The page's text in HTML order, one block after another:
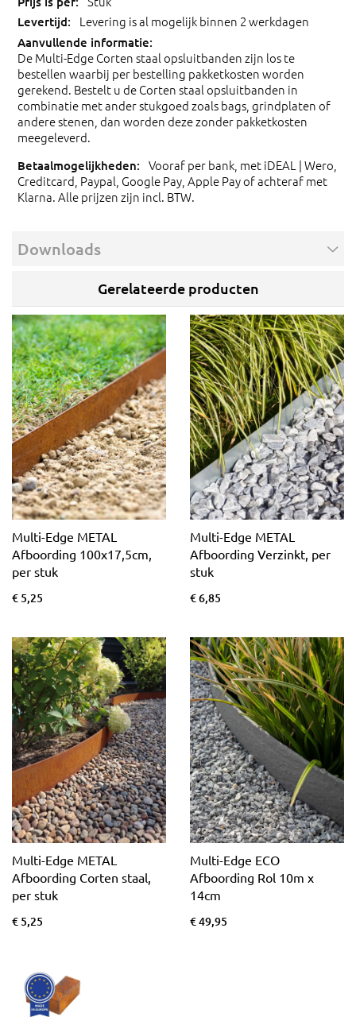
Levering is al mogelijk binnen 2 werkdagen
De Multi-Edge Corten staal opsluitbanden zijn los te
bestellen waarbij per bestelling pakketkosten worden
gerekend. Bestelt u de Corten staal opsluitbanden in
combinatie met ander stukgoed zoals bags, grindplaten of
andere stenen, dan worden deze zonder pakketkosten
meegeleverd.
Vooraf per bank, met iDEAL | Wero,
Creditcard, Paypal, Google Pay, Apple Pay of achteraf met
Klarna. Alle prijzen zijn incl. BTW.
Downloads
Gerelateerde producten
Multi-Edge METAL
Afboording 100x17,5cm,
per stuk
€ 5,25
Multi-Edge METAL
Afboording Verzinkt, per
stuk
€ 6,85
Multi-Edge METAL
Afboording Corten staal,
per stuk
€ 5,25
Multi-Edge ECO
Afboording Rol 10m x
14cm
€ 49,95